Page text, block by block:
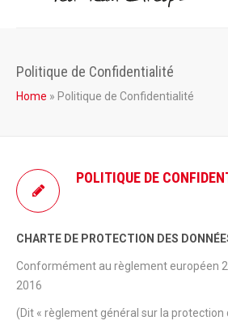
Politique de Confidentialité
Home » Politique de Confidentialité
POLITIQUE DE
CHARTE DE PROTECTION DES
Conformément au règlement européen
2016
(Dit « règlement général sur la protection